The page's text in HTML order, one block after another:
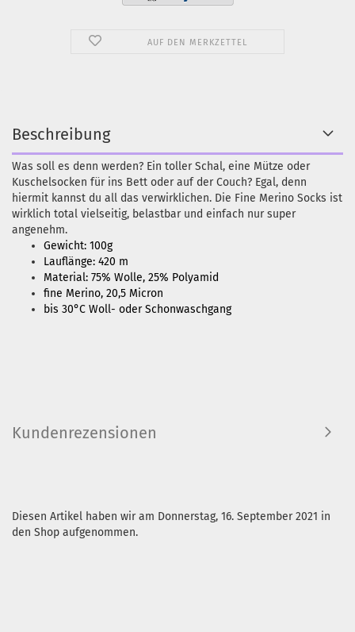
AUF DEN MERKZETTEL
Beschreibung
Was soll es denn werden? Ein toller Schal, eine Mütze oder
Kuschelsocken für ins Bett oder auf der Couch? Egal, denn
hiermit kannst du all das verwirklichen. Die Fine Merino Socks ist
wirklich total vielseitig, belastbar und einfach nur super
angenehm.
Gewicht: 100g
Lauflänge: 420 m
Material: 75% Wolle, 25% Polyamid
fine Merino, 20,5 Micron
bis 30°C Woll- oder Schonwaschgang
Kundenrezensionen
Diesen Artikel haben wir am Donnerstag, 16. September 2021 in
den Shop aufgenommen.